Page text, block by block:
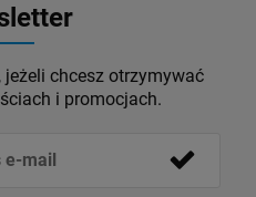
chcesz otrzymywać
i promocjach.